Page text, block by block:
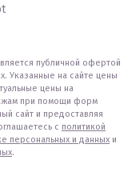
публичной офертой
Указанные на сайте цены
цены на
при помощи форм
сайт и предоставляя
с политикой
персональных и данных и
.